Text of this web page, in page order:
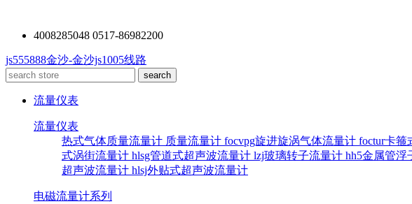
4008285048 0517-86982200
js555888金沙-金沙js1005线路
流量仪表
流量仪表
热式气体质量流量计 质量流量计 focvpg旋进旋涡气体流量计 foctur卡箍
式涡街流量计 hlsg管道式超声波流量计 lzj玻璃转子流量计 hh5金属管浮
超声波流量计 hlsj外贴式超声波流量计
电磁流量计系列